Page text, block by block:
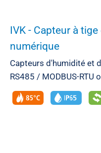
IVK - Capteur à
numérique
Capteurs d'humidité et
RS485 / MODBUS-RTU